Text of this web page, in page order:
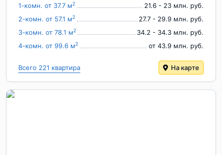
1-комн. от 37.7 м2
21.6 - 23 млн. руб.
2-комн. от 57.1 м2
27.7 - 29.9 млн. руб.
3-комн. от 78.1 м2
34.2 - 34.3 млн. руб.
4-комн. от 99.6 м2 от 43.9 млн. руб.
Всего 221 квартира На карте